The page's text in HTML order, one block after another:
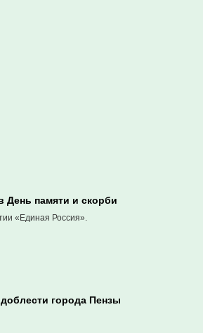
День памяти и скорби
«Единая Россия».
города Пензы